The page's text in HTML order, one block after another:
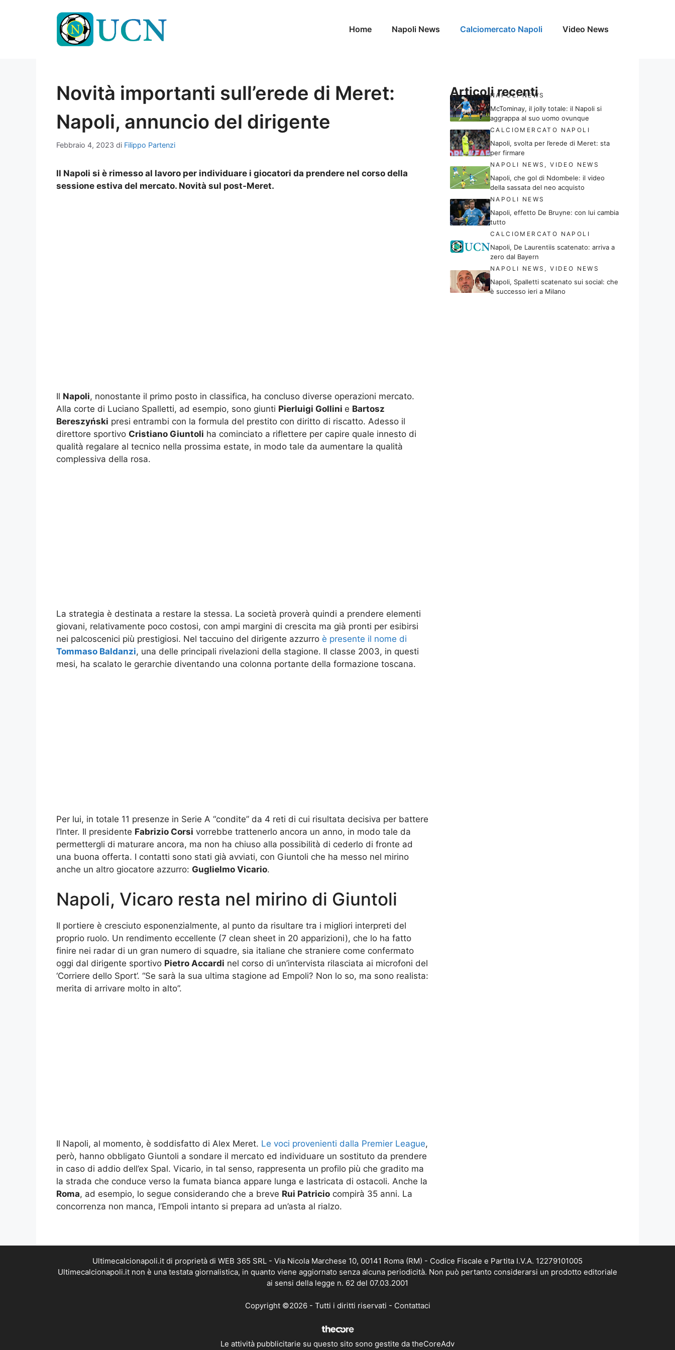
Home Napoli News Calciomercato Napoli Video News
Novità importanti sull’erede di Meret:
Napoli, annuncio del dirigente
Febbraio 4, 2023 di Filippo Partenzi
Il Napoli si è rimesso al lavoro per individuare i giocatori da prendere nel corso della
sessione estiva del mercato. Novità sul post-Meret.
Il Napoli, nonostante il primo posto in classifica, ha concluso diverse operazioni mercato.
Alla corte di Luciano Spalletti, ad esempio, sono giunti Pierluigi Gollini e Bartosz
Bereszyński presi entrambi con la formula del prestito con diritto di riscatto. Adesso il
direttore sportivo Cristiano Giuntoli ha cominciato a riflettere per capire quale innesto di
qualità regalare al tecnico nella prossima estate, in modo tale da aumentare la qualità
complessiva della rosa.
La strategia è destinata a restare la stessa. La società proverà quindi a prendere elementi
giovani, relativamente poco costosi, con ampi margini di crescita ma già pronti per esibirsi
nei palcoscenici più prestigiosi. Nel taccuino del dirigente azzurro è presente il nome di
Tommaso Baldanzi, una delle principali rivelazioni della stagione. Il classe 2003, in questi
mesi, ha scalato le gerarchie diventando una colonna portante della formazione toscana.
Per lui, in totale 11 presenze in Serie A “condite” da 4 reti di cui risultata decisiva per battere
l’Inter. Il presidente Fabrizio Corsi vorrebbe trattenerlo ancora un anno, in modo tale da
permettergli di maturare ancora, ma non ha chiuso alla possibilità di cederlo di fronte ad
una buona offerta. I contatti sono stati già avviati, con Giuntoli che ha messo nel mirino
anche un altro giocatore azzurro: Guglielmo Vicario.
Napoli, Vicaro resta nel mirino di Giuntoli
Il portiere è cresciuto esponenzialmente, al punto da risultare tra i migliori interpreti del
proprio ruolo. Un rendimento eccellente (7 clean sheet in 20 apparizioni), che lo ha fatto
finire nei radar di un gran numero di squadre, sia italiane che straniere come confermato
oggi dal dirigente sportivo Pietro Accardi nel corso di un’intervista rilasciata ai microfoni del
‘Corriere dello Sport’. “Se sarà la sua ultima stagione ad Empoli? Non lo so, ma sono realista:
merita di arrivare molto in alto”.
Il Napoli, al momento, è soddisfatto di Alex Meret. Le voci provenienti dalla Premier League,
però, hanno obbligato Giuntoli a sondare il mercato ed individuare un sostituto da prendere
in caso di addio dell’ex Spal. Vicario, in tal senso, rappresenta un profilo più che gradito ma
la strada che conduce verso la fumata bianca appare lunga e lastricata di ostacoli. Anche la
Roma, ad esempio, lo segue considerando che a breve Rui Patricio compirà 35 anni. La
concorrenza non manca, l’Empoli intanto si prepara ad un’asta al rialzo.
Articoli recenti
NAPOLI NEWS
McTominay, il jolly totale: il Napoli si
aggrappa al suo uomo ovunque
CALCIOMERCATO NAPOLI
Napoli, svolta per l’erede di Meret: sta
per firmare
NAPOLI NEWS ,VIDEO NEWS
Napoli, che gol di Ndombele: il video
della sassata del neo acquisto
NAPOLI NEWS
Napoli, effetto De Bruyne: con lui cambia
tutto
CALCIOMERCATO NAPOLI
Napoli, De Laurentiis scatenato: arriva a
zero dal Bayern
NAPOLI NEWS ,VIDEO NEWS
Napoli, Spalletti scatenato sui social: che
è successo ieri a Milano
Ultimecalcionapoli.it di proprietà di WEB 365 SRL - Via Nicola Marchese 10, 00141 Roma (RM) - Codice Fiscale e Partita I.V.A. 12279101005
Ultimecalcionapoli.it non è una testata giornalistica, in quanto viene aggiornato senza alcuna periodicità. Non può pertanto considerarsi un prodotto editoriale
ai sensi della legge n. 62 del 07.03.2001
Copyright ©2026 - Tutti i diritti riservati - Contattaci
Le attività pubblicitarie su questo sito sono gestite da theCoreAdv